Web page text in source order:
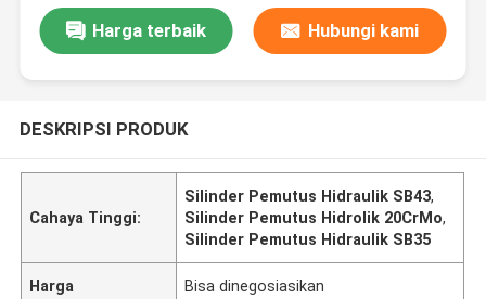
Harga terbaik Hubungi kami
DESKRIPSI PRODUK
Cahaya Tinggi:
Silinder Pemutus Hidraulik SB43,
Silinder Pemutus Hidrolik 20CrMo,
Silinder Pemutus Hidraulik SB35
Harga Bisa dinegosiasikan